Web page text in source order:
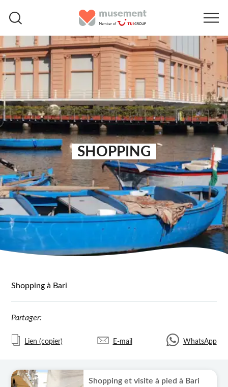
SHOPPING
Shopping à Bari
Partager:
Lien (copier) E-mail WhatsApp
Shopping et visite à pied à Bari